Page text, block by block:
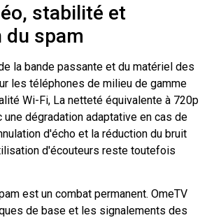
stabilité et
du spam
la bande passante et du matériel des
les téléphones de milieu de gamme
Wi-Fi, La netteté équivalente à 720p
une dégradation adaptative en cas de
d'écho et la réduction du bruit
d'écouteurs reste toutefois
est un combat permanent. OmeTV
de base et les signalements des